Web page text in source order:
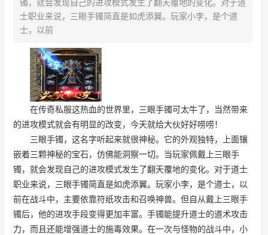
士职业来说，三眼手镯简直是如虎添翼。玩家小李，是个道
士，以前
在传奇私服这热血的世界里，三眼手镯可太牛了，当然带来
的进攻模式就会有明显的改变，今天就给大伙好好唠唠！
三眼手镯，这名字听起来就很神秘。它的外观独特，上面镶
嵌着三颗神秘的宝石，仿佛能洞察一切。当玩家佩戴上三眼手
镯，就会发现自己的进攻模式发生了翻天覆地的变化。对于道士
职业来说，三眼手镯简直是如虎添翼。玩家小李，是个道士，以
前在战斗中，主要依靠符纸攻击和召唤神兽。但自从戴上三眼手
镯后，他的进攻手段变得更加丰富。手镯能提升道士的道术攻击
力，而且还能增强道士的施毒效果。在一次与怪物的战斗中，小